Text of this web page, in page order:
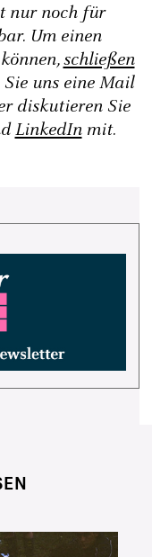
nur noch für
Um einen
schließen
uns eine Mail
diskutieren Sie
LinkedInmit.